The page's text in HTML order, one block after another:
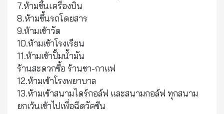
7.ห้ามขึ้นเครื่องบิน
8.ห้ามขึ้นรถโดยสาร
9.ห้ามเข้าวัด
10.ห้ามเข้าโรงเรียน
11.ห้ามเข้าปั้มน้ำมัน
ร้านสะดวกซื้อ ร้านชา-กาแฟ
12.ห้ามเข้าโรงพยาบาล
13.ห้ามเข้าสนามไดร์กอล์ฟ และสนามกอล์ฟ ทุกสนาม
ยกเว้นเข้าไปเพื่อฉีดวัคซีน